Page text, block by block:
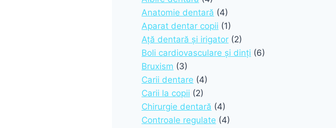
Anatomie dentară (4)
Aparat dentar copii (1)
Ață dentară și irigator (2)
Boli cardiovasculare și dinți (6)
Bruxism (3)
Carii dentare (4)
Carii la copii (2)
Chirurgie dentară (4)
Controale regulate (4)